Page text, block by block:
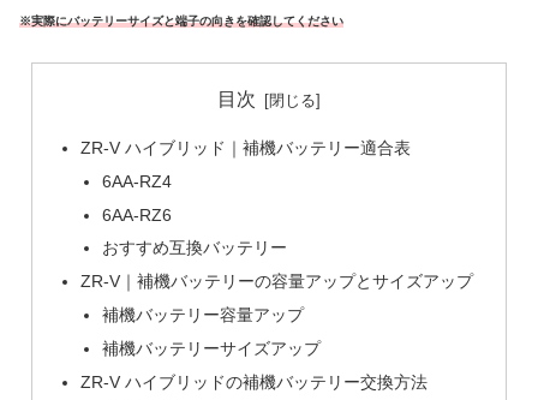
※実際にバッテリーサイズと端子の向きを確認してください
目次
ZR-V ハイブリッド｜補機バッテリー適合表
6AA-RZ4
6AA-RZ6
おすすめ互換バッテリー
ZR-V｜補機バッテリーの容量アップとサイズアップ
補機バッテリー容量アップ
補機バッテリーサイズアップ
ZR-V ハイブリッドの補機バッテリー交換方法